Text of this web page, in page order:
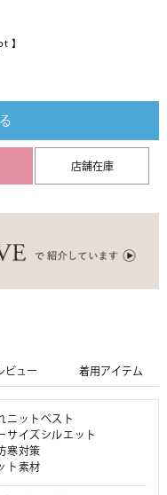
】
店舗在庫
レビュー 着用アイテム
ニットベスト
サイズシルエット
寒対策
ト素材